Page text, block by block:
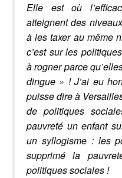
Elle est où
atteignent des
à les taxer au même
c’est sur les
à rogner parce
dingue » ! J’ai eu
puisse dire à
de politiques
pauvreté un enfant
un syllogisme : les
supprimé la
politiques sociales !